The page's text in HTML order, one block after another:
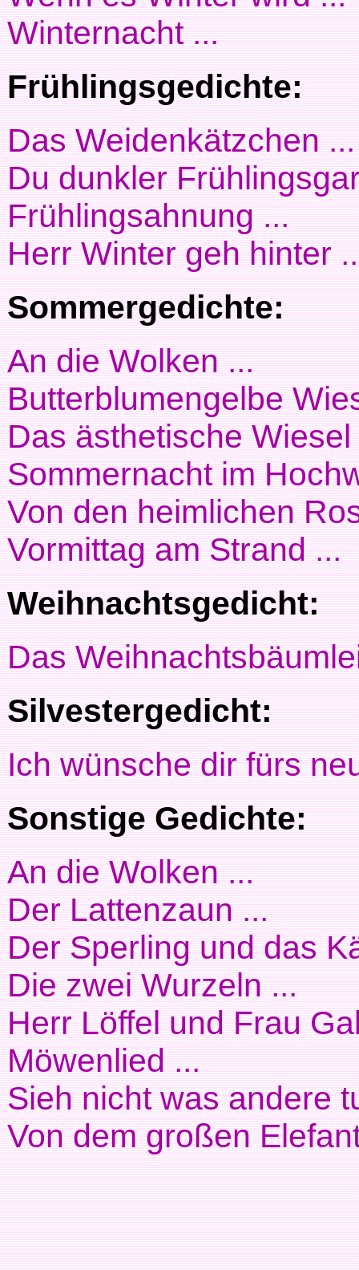
Winternacht ...
Frühlingsgedichte:
Das Weidenkätzchen ...
Du dunkler
Frühlingsahnung ...
Herr Winter geh hinter
Sommergedichte:
An die Wolken ...
Butterblumengelbe
Das ästhetische Wiesel
Sommernacht im
Von den heimlichen
Vormittag am Strand ...
Weihnachtsgedicht:
Das
Silvestergedicht:
Ich wünsche dir fürs
Sonstige Gedichte:
An die Wolken ...
Der Lattenzaun ...
Der Sperling und das
Die zwei Wurzeln ...
Herr Löffel und Frau
Möwenlied ...
Sieh nicht was andere
Von dem großen